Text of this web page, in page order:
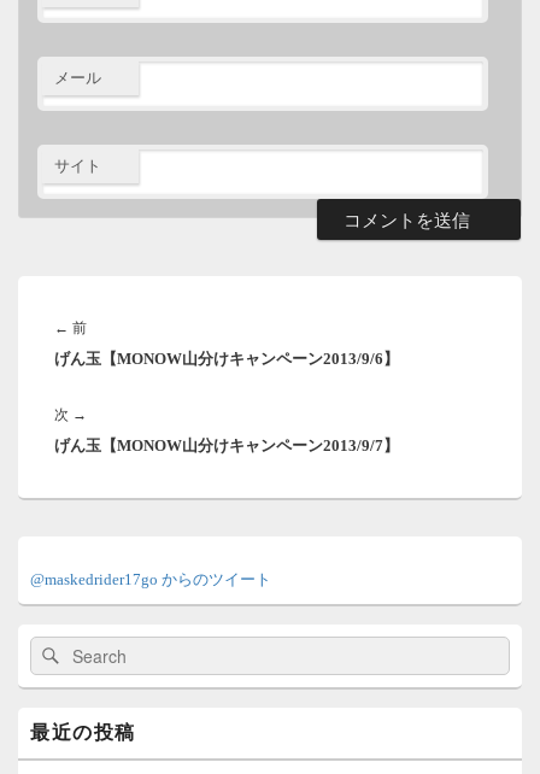
メール
サイト
ビ
ー
シ
ョ
← 前前
の
げん玉【MONOW山分けキャンペーン2013/9/6】
次 →
の
げん玉【MONOW山分けキャンペーン2013/9/7】
ン
サ
バ
ィ
ジ
@maskedrider17go からのツイート
検
索:
検
索
最近の投稿